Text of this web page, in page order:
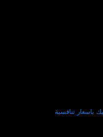
باسعار تنافسية